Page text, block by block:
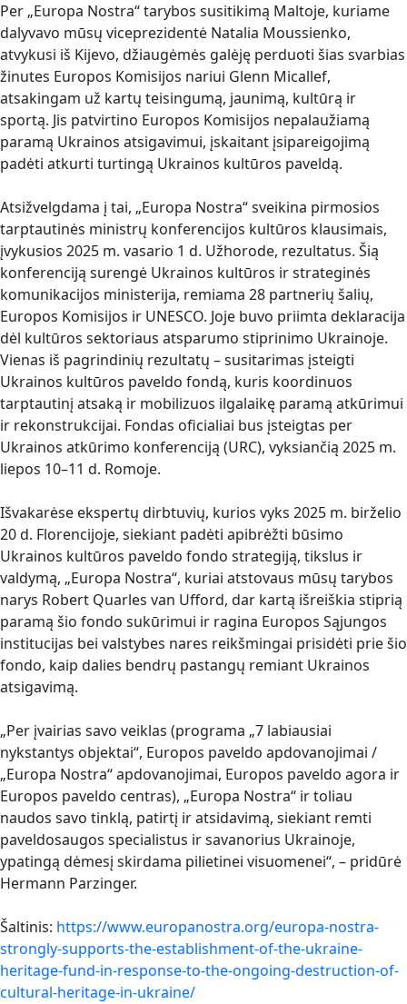
Per „Europa Nostra“ tarybos susitikimą Maltoje, kuriame
dalyvavo mūsų viceprezidentė Natalia Moussienko,
atvykusi iš Kijevo, džiaugėmės galėję perduoti šias svarbias
žinutes Europos Komisijos nariui Glenn Micallef,
atsakingam už kartų teisingumą, jaunimą, kultūrą ir
sportą. Jis patvirtino Europos Komisijos nepalaužiamą
paramą Ukrainos atsigavimui, įskaitant įsipareigojimą
padėti atkurti turtingą Ukrainos kultūros paveldą.
Atsižvelgdama į tai, „Europa Nostra“ sveikina pirmosios
tarptautinės ministrų konferencijos kultūros klausimais,
įvykusios 2025 m. vasario 1 d. Užhorode, rezultatus. Šią
konferenciją surengė Ukrainos kultūros ir strateginės
komunikacijos ministerija, remiama 28 partnerių šalių,
Europos Komisijos ir UNESCO. Joje buvo priimta deklaracija
dėl kultūros sektoriaus atsparumo stiprinimo Ukrainoje.
Vienas iš pagrindinių rezultatų – susitarimas įsteigti
Ukrainos kultūros paveldo fondą, kuris koordinuos
tarptautinį atsaką ir mobilizuos ilgalaikę paramą atkūrimui
ir rekonstrukcijai. Fondas oficialiai bus įsteigtas per
Ukrainos atkūrimo konferenciją (URC), vyksiančią 2025 m.
liepos 10–11 d. Romoje.
Išvakarėse ekspertų dirbtuvių, kurios vyks 2025 m. birželio
20 d. Florencijoje, siekiant padėti apibrėžti būsimo
Ukrainos kultūros paveldo fondo strategiją, tikslus ir
valdymą, „Europa Nostra“, kuriai atstovaus mūsų tarybos
narys Robert Quarles van Ufford, dar kartą išreiškia stiprią
paramą šio fondo sukūrimui ir ragina Europos Sąjungos
institucijas bei valstybes nares reikšmingai prisidėti prie šio
fondo, kaip dalies bendrų pastangų remiant Ukrainos
atsigavimą.
„Per įvairias savo veiklas (programa „7 labiausiai
nykstantys objektai“, Europos paveldo apdovanojimai /
„Europa Nostra“ apdovanojimai, Europos paveldo agora ir
Europos paveldo centras), „Europa Nostra“ ir toliau
naudos savo tinklą, patirtį ir atsidavimą, siekiant remti
paveldosaugos specialistus ir savanorius Ukrainoje,
ypatingą dėmesį skirdama pilietinei visuomenei“, – pridūrė
Hermann Parzinger.
Šaltinis: https://www.europanostra.org/europa-nostra-
strongly-supports-the-establishment-of-the-ukraine-
heritage-fund-in-response-to-the-ongoing-destruction-of-
cultural-heritage-in-ukraine/